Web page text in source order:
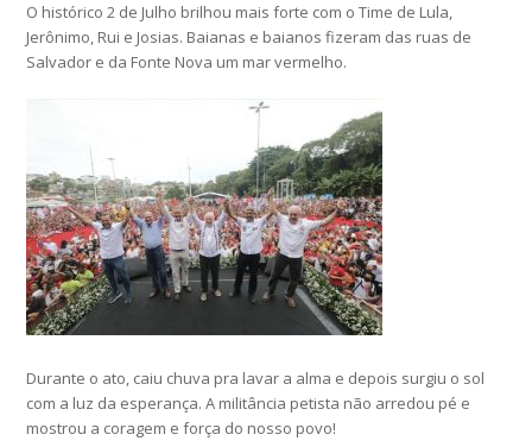
O histórico 2 de Julho brilhou mais forte com o Time de Lula,
Jerônimo, Rui e Josias. Baianas e baianos fizeram das ruas de
Salvador e da Fonte Nova um mar vermelho.
Durante o ato, caiu chuva pra lavar a alma e depois surgiu o sol
com a luz da esperança. A militância petista não arredou pé e
mostrou a coragem e força do nosso povo!